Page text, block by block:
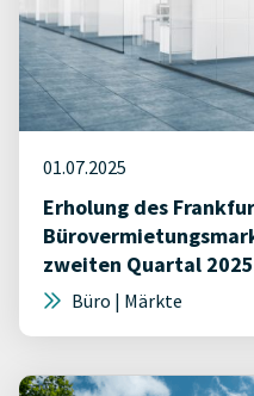
01.07.2025
Erholung des
zweiten Quartal
Büro | Märkte